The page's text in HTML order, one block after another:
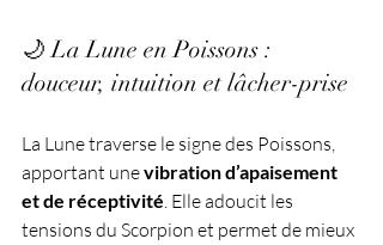
🌙 La Lune en Poissons :
douceur, intuition et lâcher-prise
La Lune traverse le signe des Poissons,
apportant une vibration d’apaisement
et de réceptivité. Elle adoucit les
tensions du Scorpion et permet de mieux